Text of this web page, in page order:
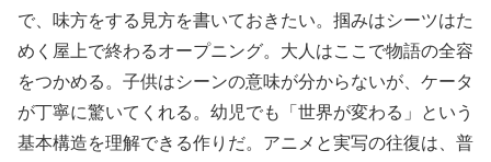
で、味方をする見方を書いておきたい。掴みはシーツはた
めく屋上で終わるオープニング。大人はここで物語の全容
をつかめる。子供はシーンの意味が分からないが、ケータ
が丁寧に驚いてくれる。幼児でも「世界が変わる」という
基本構造を理解できる作りだ。アニメと実写の往復は、普